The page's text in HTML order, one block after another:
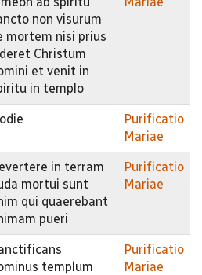
non visurum
mortem nisi prius
Christum
et venit in
in templo
Purificatio
Mariae
in terram
mortui sunt
qui quaerebant
pueri
Purificatio
Mariae
templum
Purificatio
Mariae